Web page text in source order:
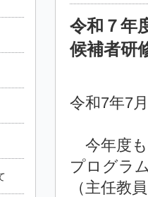
令和７年
候補者研
令和7年7
今年度も
プログラ
（主任教